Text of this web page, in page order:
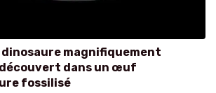
dinosaure magnifiquement
dans un œuf
fossilisé